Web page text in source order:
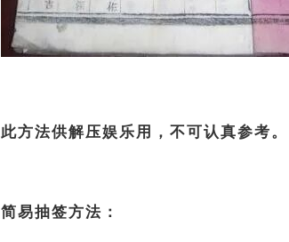
此方法供解压娱乐用，不可认真参考。
简易抽签方法：